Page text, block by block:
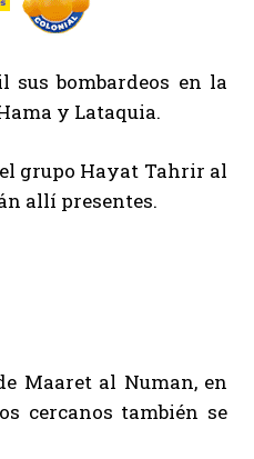
bombardeos en la
y Lataquia.
grupo Hayat Tahrir al
allí presentes.
Maaret al Numan, en
cercanos también se